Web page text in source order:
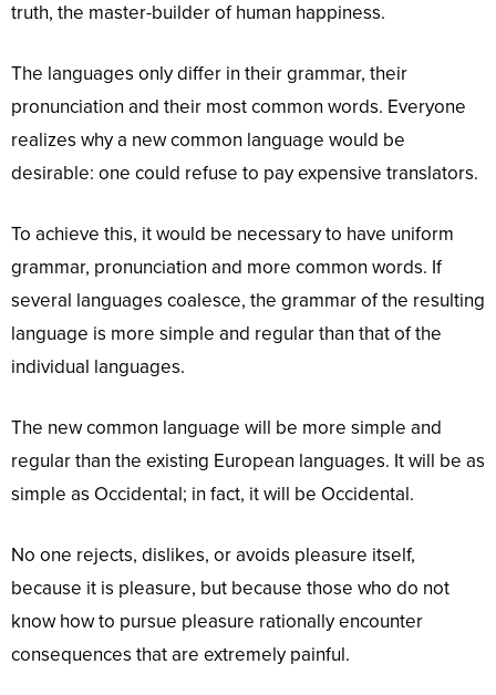
truth, the master-builder of human happiness.
The languages only differ in their grammar, their
pronunciation and their most common words. Everyone
realizes why a new common language would be
desirable: one could refuse to pay expensive translators.
To achieve this, it would be necessary to have uniform
grammar, pronunciation and more common words. If
several languages coalesce, the grammar of the resulting
language is more simple and regular than that of the
individual languages.
The new common language will be more simple and
regular than the existing European languages. It will be as
simple as Occidental; in fact, it will be Occidental.
No one rejects, dislikes, or avoids pleasure itself,
because it is pleasure, but because those who do not
know how to pursue pleasure rationally encounter
consequences that are extremely painful.